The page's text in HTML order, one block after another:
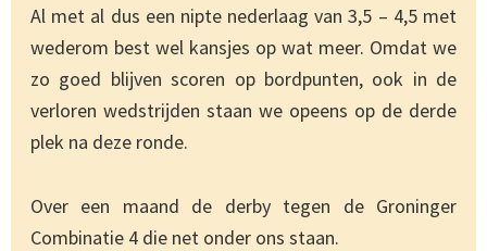
Al met al dus een nipte nederlaag van 3,5 – 4,5 met
wederom best wel kansjes op wat meer. Omdat we
zo goed blijven scoren op bordpunten, ook in de
verloren wedstrijden staan we opeens op de derde
plek na deze ronde.
Over een maand de derby tegen de Groninger
Combinatie 4 die net onder ons staan.